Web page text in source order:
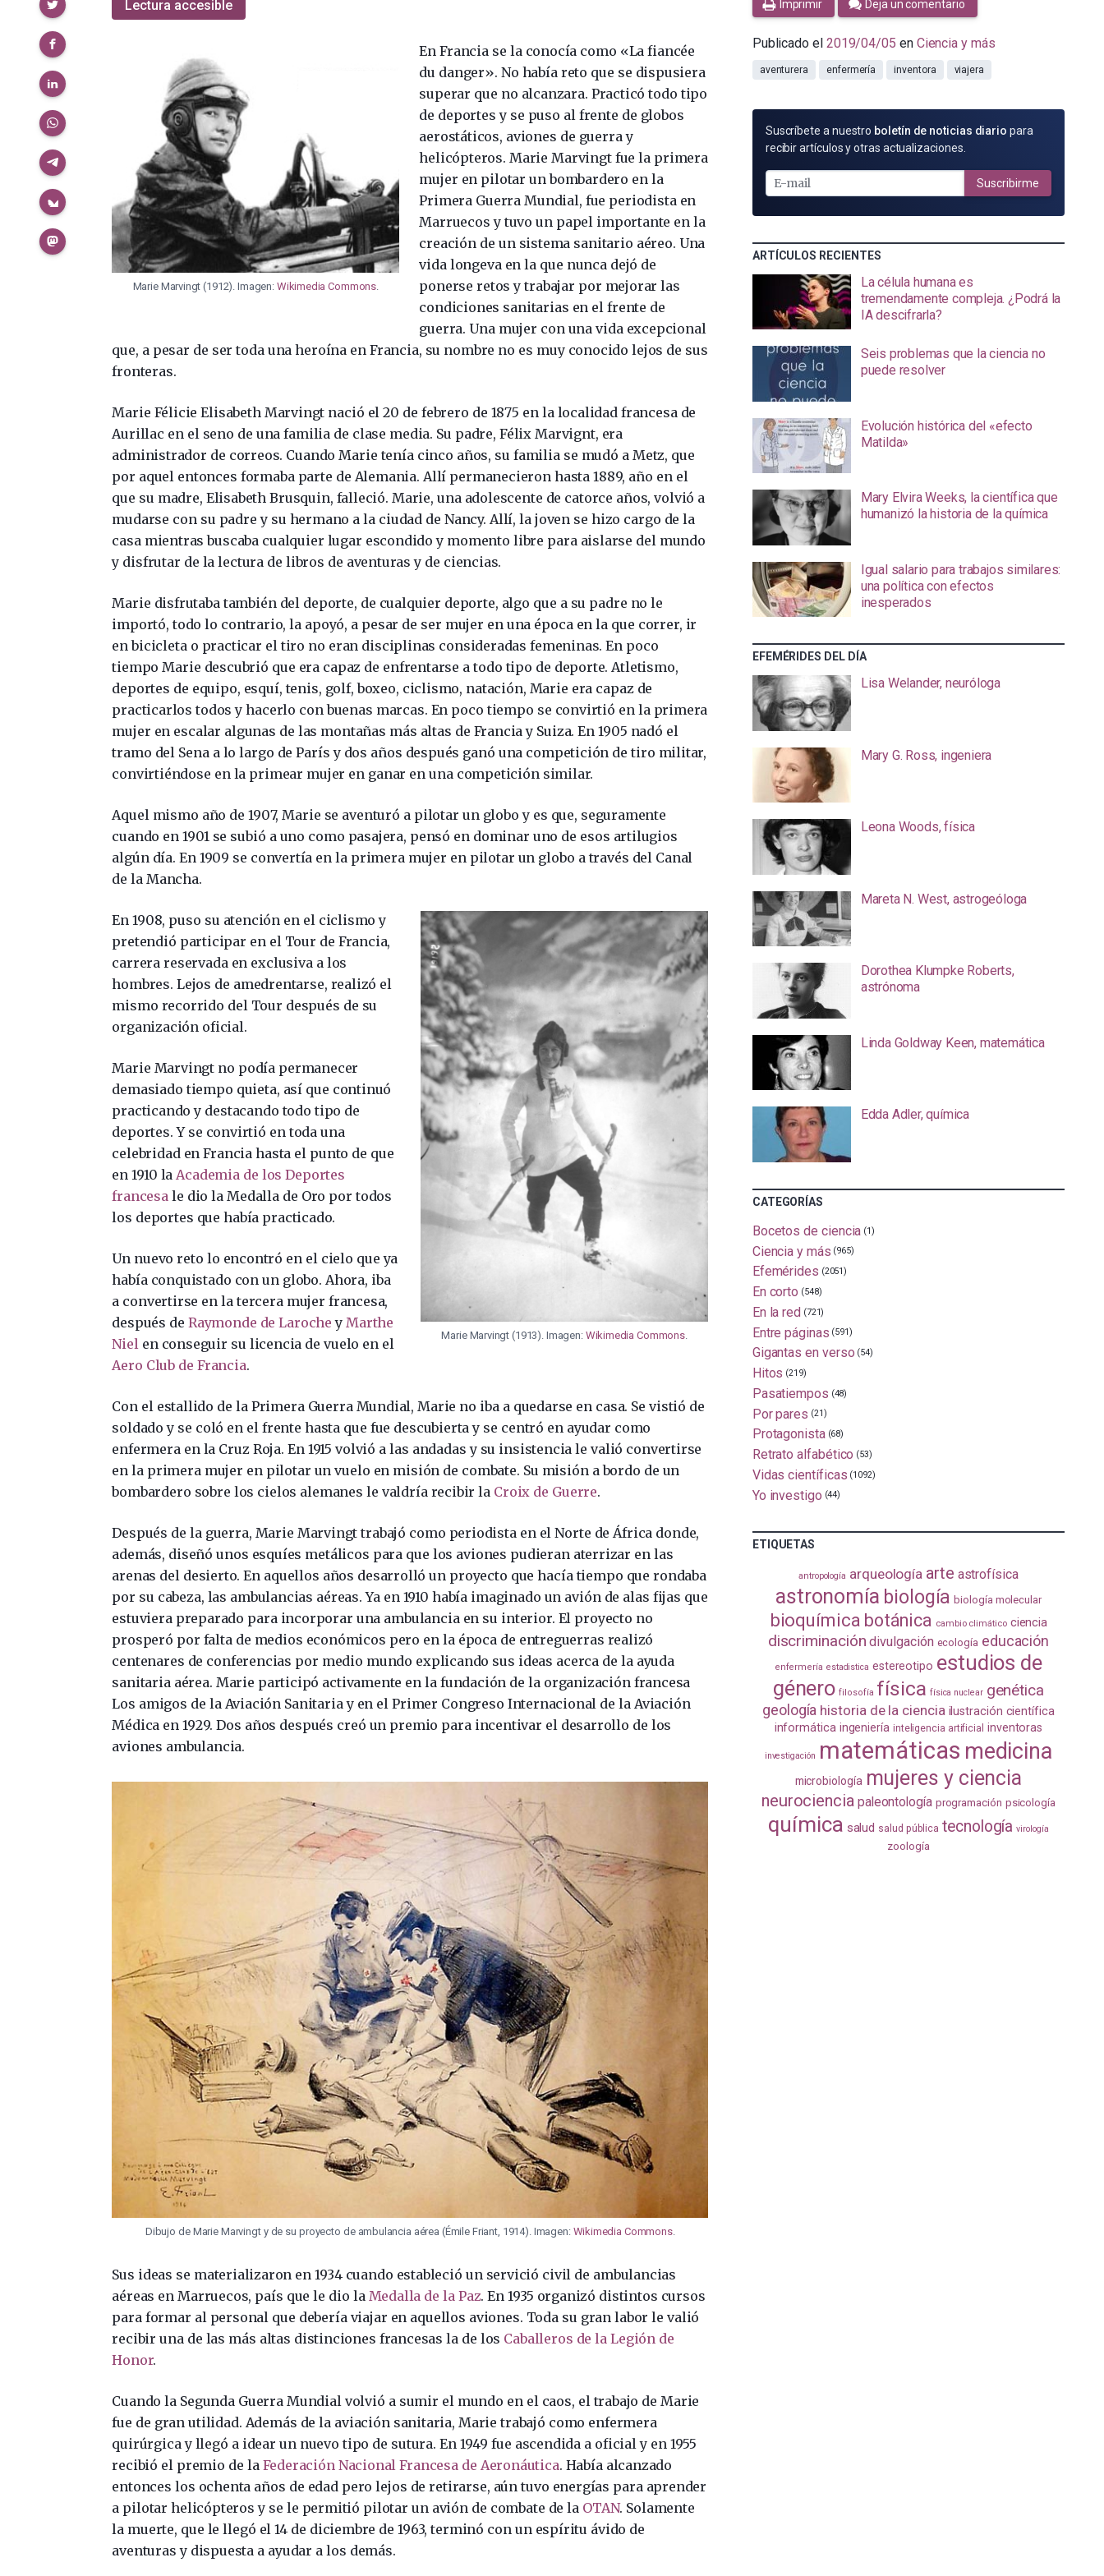
Lectura accesible
Marie Marvingt (1912). Imagen:Wikimedia Commons
En Francia se la conocía como «La fiancée
du danger». No había reto que se dispusiera
superar que no alcanzara. Practicó todo tipo
de deportes y se puso al frente de globos
aerostáticos, aviones de guerra y
helicópteros. Marie Marvingt fue la primera
mujer en pilotar un bombardero en la
Primera Guerra Mundial, fue periodista en
Marruecos y tuvo un papel importante en la
creación de un sistema sanitario aéreo. Una
vida longeva en la que nunca dejó de
ponerse retos y trabajar por mejorar las
condiciones sanitarias en el frente de
guerra. Una mujer con una vida excepcional
que, a pesar de ser toda una heroína en Francia, su nombre no es muy conocido lejos de sus
fronteras.
Marie Félicie Elisabeth Marvingt nació el 20 de febrero de 1875 en la localidad francesa de
Aurillac en el seno de una familia de clase media. Su padre, Félix Marvignt, era
administrador de correos. Cuando Marie tenía cinco años, su familia se mudó a Metz, que
por aquel entonces formaba parte de Alemania. Allí permanecieron hasta 1889, año en el
que su madre, Elisabeth Brusquin, falleció. Marie, una adolescente de catorce años, volvió a
mudarse con su padre y su hermano a la ciudad de Nancy. Allí, la joven se hizo cargo de la
casa mientras buscaba cualquier lugar escondido y momento libre para aislarse del mundo
y disfrutar de la lectura de libros de aventuras y de ciencias.
Marie disfrutaba también del deporte, de cualquier deporte, algo que a su padre no le
importó, todo lo contrario, la apoyó, a pesar de ser mujer en una época en la que correr, ir
en bicicleta o practicar el tiro no eran disciplinas consideradas femeninas. En poco
tiempo Marie descubrió que era capaz de enfrentarse a todo tipo de deporte. Atletismo,
deportes de equipo, esquí, tenis, golf, boxeo, ciclismo, natación, Marie era capaz de
practicarlos todos y hacerlo con buenas marcas. En poco tiempo se convirtió en la primera
mujer en escalar algunas de las montañas más altas de Francia y Suiza. En 1905 nadó el
tramo del Sena a lo largo de París y dos años después ganó una competición de tiro militar,
convirtiéndose en la primear mujer en ganar en una competición similar.
Aquel mismo año de 1907, Marie se aventuró a pilotar un globo y es que, seguramente
cuando en 1901 se subió a uno como pasajera, pensó en dominar uno de esos artilugios
algún día. En 1909 se convertía en la primera mujer en pilotar un globo a través del Canal
de la Mancha.
Marie Marvingt (1913). Imagen: Wikimedia Commons.
En 1908, puso su atención en el ciclismo y
pretendió participar en el Tour de Francia,
carrera reservada en exclusiva a los
hombres. Lejos de amedrentarse, realizó el
mismo recorrido del Tour después de su
organización oficial.
Marie Marvingt no podía permanecer
demasiado tiempo quieta, así que continuó
practicando y destacando todo tipo de
deportes. Y se convirtió en toda una
celebridad en Francia hasta el punto de que
en 1910 la Academia de los Deportes
francesa le dio la Medalla de Oro por todos
los deportes que había practicado.
Un nuevo reto lo encontró en el cielo que ya
había conquistado con un globo. Ahora, iba
a convertirse en la tercera mujer francesa,
después de Raymonde de Laroche y Marthe
Niel en conseguir su licencia de vuelo en el
Aero Club de Francia.
Con el estallido de la Primera Guerra Mundial, Marie no iba a quedarse en casa. Se vistió de
soldado y se coló en el frente hasta que fue descubierta y se centró en ayudar como
enfermera en la Cruz Roja. En 1915 volvió a las andadas y su insistencia le valió convertirse
en la primera mujer en pilotar un vuelo en misión de combate. Su misión a bordo de un
bombardero sobre los cielos alemanes le valdría recibir la Croix de Guerre.
Después de la guerra, Marie Marvingt trabajó como periodista en el Norte de África donde,
además, diseñó unos esquíes metálicos para que los aviones pudieran aterrizar en las
arenas del desierto. En aquellos años desarrolló un proyecto que hacía tiempo que rondaba
por su cabeza, las ambulancias aéreas. Ya en 1910 había imaginado un avión de alas fijas que
estuviera preparado para incorporar una ambulancia en su interior. El proyecto no
prosperó por falta de medios económicos pero en la época de entreguerras realizó
centenares de conferencias por medio mundo explicando sus ideas acerca de la ayuda
sanitaria aérea. Marie participó activamente en la fundación de la organización francesa
Los amigos de la Aviación Sanitaria y en el Primer Congreso Internacional de la Aviación
Médica en 1929. Dos años después creó un premio para incentivar el desarrollo de los
aviones ambulancia.
Dibujo de Marie Marvingt y de su proyecto de ambulancia aérea (Émile Friant, 1914). Imagen: Wikimedia Commons.
Sus ideas se materializaron en 1934 cuando estableció un servició civil de ambulancias
aéreas en Marruecos, país que le dio la Medalla de la Paz. En 1935 organizó distintos cursos
para formar al personal que debería viajar en aquellos aviones. Toda su gran labor le valió
recibir una de las más altas distinciones francesas la de los Caballeros de la Legión de
Honor.
Cuando la Segunda Guerra Mundial volvió a sumir el mundo en el caos, el trabajo de Marie
fue de gran utilidad. Además de la aviación sanitaria, Marie trabajó como enfermera
quirúrgica y llegó a idear un nuevo tipo de sutura. En 1949 fue ascendida a oficial y en 1955
recibió el premio de la Federación Nacional Francesa de Aeronáutica. Había alcanzado
entonces los ochenta años de edad pero lejos de retirarse, aún tuvo energías para aprender
a pilotar helicópteros y se le permitió pilotar un avión de combate de la OTAN. Solamente
la muerte, que le llegó el 14 de diciembre de 1963, terminó con un espíritu ávido de
aventuras y dispuesta a ayudar a los demás.
Imprimir Deja un comentario
Publicado el 2019/04/05 en Ciencia y más
aventurera enfermería inventora viajera
SUSCRÍBETE
POR
MAIL
Suscríbete a nuestro boletín de noticias diario para
recibir artículos y otras actualizaciones.
Suscribirme
ARTÍCULOS RECIENTES
La célula humana es
tremendamente compleja. ¿Podrá la
IA descifrarla?
Seis problemas que la ciencia no
puede resolver
Evolución histórica del «efecto
Matilda»
Mary Elvira Weeks, la científica que
humanizó la historia de la química
Igual salario para trabajos similares:
una política con efectos
inesperados
EFEMÉRIDES DEL DÍA
Lisa Welander, neuróloga
Mary G. Ross, ingeniera
Leona Woods, física
Mareta N. West, astrogeóloga
Dorothea Klumpke Roberts,
astrónoma
Linda Goldway Keen, matemática
Edda Adler, química
CATEGORÍAS
Bocetos de ciencia (1)
Ciencia y más (965)
Efemérides (2051)
En corto (548)
En la red (721)
Entre páginas (591)
Gigantas en verso (54)
Hitos (219)
Pasatiempos (48)
Por pares (21)
Protagonista (68)
Retrato alfabético (53)
Vidas científicas (1092)
Yo investigo (44)
ETIQUETAS
antropología arqueología arte astrofísica
astronomía biología biología molecular
bioquímica botánica cambio climático ciencia
discriminación divulgación ecología educación
enfermería estadistica estereotipo estudios de
género filosofía física física nuclear genética
geología historia de la ciencia ilustración científica
informática ingeniería inteligencia artificial inventoras
investigación matemáticas medicina
microbiología mujeres y ciencia
neurociencia paleontología programación psicología
química salud salud pública tecnología virología
zoología